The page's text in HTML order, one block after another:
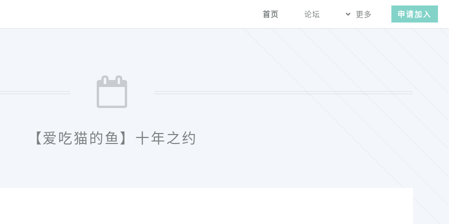
首页 论坛 更多 申请加入
【爱吃猫的鱼】十年之约